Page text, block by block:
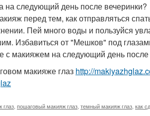
на следующий день после вечеринки?
перед тем, как отправляться
Пей много воды и пользуйся
Избавиться от "Мешков" под
с макияжем на следующий день после
макияже глаз http://
глаз пошаговый макияж глаз темный макияж глаз как